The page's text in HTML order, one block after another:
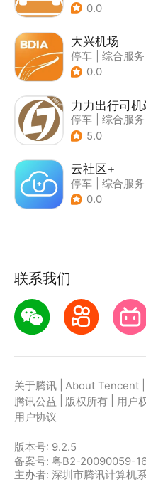
0.0
大兴机场
停车
综合服务
0.0
力力出行司机
停车
综合服务
5.0
云社区+
停车
综合服务
0.0
联系我们
关于腾讯 About Tencent
腾讯公益
版权所有 用户
用户协议
版本号: 9.2.5
备案号: 粤B2-20090059-
主办者: 深圳市腾讯计算机